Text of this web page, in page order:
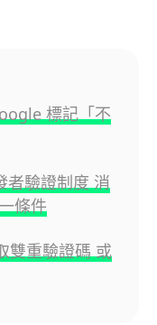
標記「不
者驗證制度 消
條件
雙重驗證碼 或